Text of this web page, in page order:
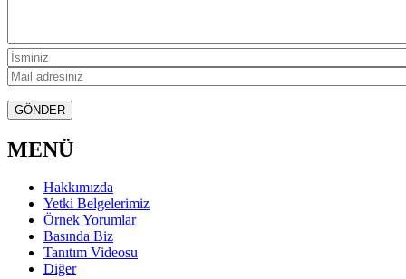
MENÜ
Hakkımızda
Yetki Belgelerimiz
Örnek Yorumlar
Basında Biz
Tanıtım Videosu
Diğer